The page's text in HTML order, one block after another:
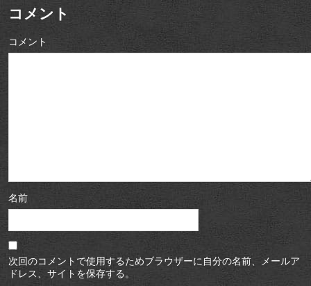
コメント
コメント
名前
次回のコメントで使用するためブラウザーに自分の名前、メールア
ドレス、サイトを保存する。